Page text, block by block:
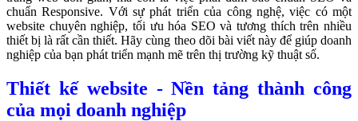
chuẩn Responsive. Với sự phát triển của công nghệ, việc có một
website chuyên nghiệp, tối ưu hóa SEO và tương thích trên nhiều
thiết bị là rất cần thiết. Hãy cùng theo dõi bài viết này để giúp doanh
nghiệp của bạn phát triển mạnh mẽ trên thị trường kỹ thuật số.
Thiết kế website - Nền tảng thành công
của mọi doanh nghiệp